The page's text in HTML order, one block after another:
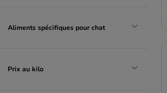
Aliments spécifiques pour chat
Prix au kilo